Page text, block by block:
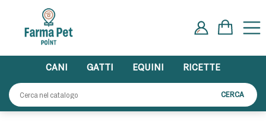
content
CANI GATTI EQUINI
RICETTE
CERCA